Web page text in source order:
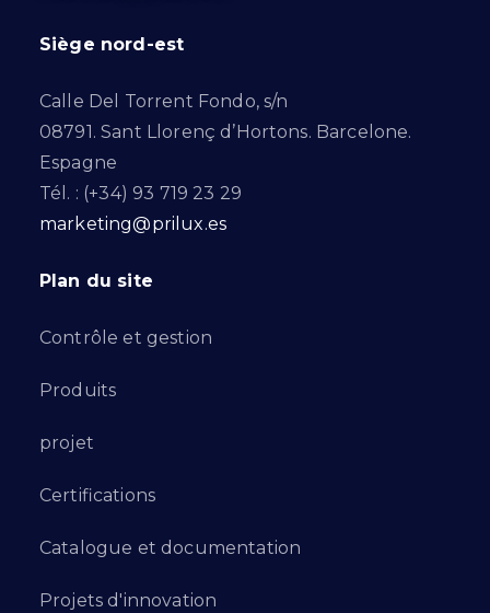
Siège nord-est
Calle Del Torrent Fondo, s/n
08791. Sant Llorenç d’Hortons. Barcelone.
Espagne
Tél. : (+34) 93 719 23 29
marketing@prilux.es
Plan du site
Contrôle et gestion
Produits
projet
Certifications
Catalogue et documentation
Projets d'innovation